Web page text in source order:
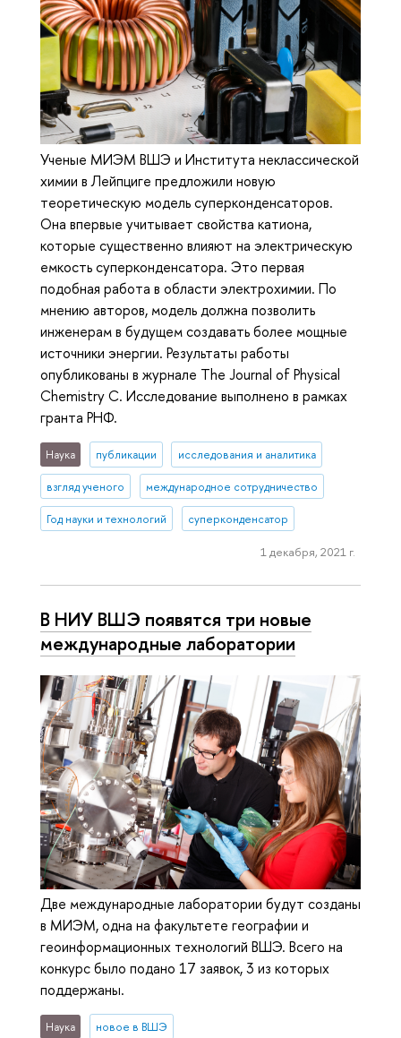
Ученые МИЭМ ВШЭ и Института неклассической
химии в Лейпциге предложили новую
теоретическую модель суперконденсаторов.
Она впервые учитывает свойства катиона,
которые существенно влияют на электрическую
емкость суперконденсатора. Это первая
подобная работа в области электрохимии. По
мнению авторов, модель должна позволить
инженерам в будущем создавать более мощные
источники энергии. Результаты работы
опубликованы в журнале The Journal of Physical
Chemistry C. Исследование выполнено в рамках
гранта РНФ.
Наука публикации исследования и аналитика
взгляд ученого международное сотрудничество
Год науки и технологий суперконденсатор
1 декабря, 2021 г.
В НИУ ВШЭ появятся три новые
международные лаборатории
Две международные лаборатории будут созданы
в МИЭМ, одна на факультете географии и
геоинформационных технологий ВШЭ. Всего на
конкурс было подано 17 заявок, 3 из которых
поддержаны.
Наука новое в ВШЭ